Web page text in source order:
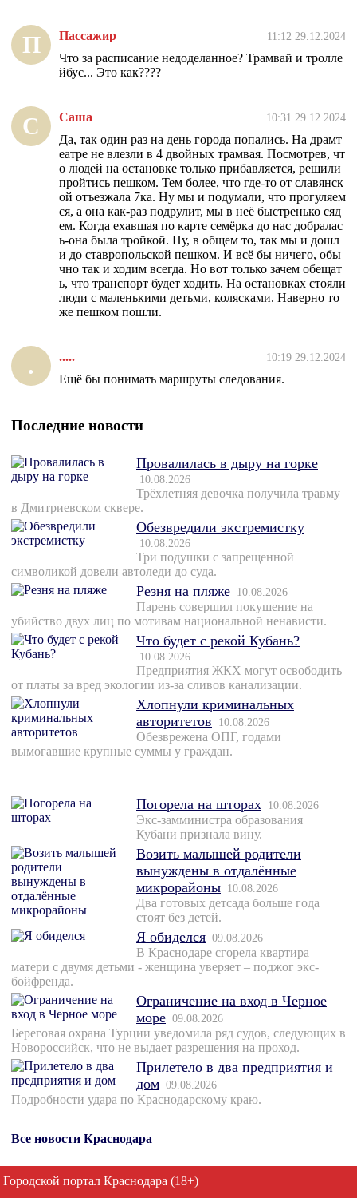
П Пассажир 11:12 29.12.2024
Что за расписание недоделанное? Трамвай и тролле
йбус... Это как????
С Саша 10:31 29.12.2024
Да, так один раз на день города попались. На драмт
еатре не влезли в 4 двойных трамвая. Посмотрев, чт
о людей на остановке только прибавляется, решили
пройтись пешком. Тем более, что где-то от славянск
ой отъезжала 7ка. Ну мы и подумали, что прогуляем
ся, а она как-раз подрулит, мы в неё быстренько сяд
ем. Когда ехавшая по карте семёрка до нас добралас
ь-она была тройкой. Ну, в общем то, так мы и дошл
и до ставропольской пешком. И всё бы ничего, обы
чно так и ходим всегда. Но вот только зачем обещат
ь, что транспорт будет ходить. На остановках стояли
люди с маленькими детьми, колясками. Наверно то
же пешком пошли.
. ..... 10:19 29.12.2024
Ещё бы понимать маршруты следования.
Последние новости
Провалилась в дыру на горке
10.08.2026
Трёхлетняя девочка получила травму
в Дмитриевском сквере.
Обезвредили экстремистку
10.08.2026
Три подушки с запрещенной
символикой довели автоледи до суда.
Резня на пляже 10.08.2026
Парень совершил покушение на
убийство двух лиц по мотивам национальной ненависти.
Что будет с рекой Кубань?
10.08.2026
Предприятия ЖКХ могут освободить
от платы за вред экологии из-за сливов канализации.
Хлопнули криминальных
авторитетов
10.08.2026
Обезврежена ОПГ, годами
вымогавшие крупные суммы у граждан.
Погорела на шторах 10.08.2026
Экс-замминистра образования
Кубани признала вину.
Возить малышей родители
вынуждены в отдалённые
микрорайоны 10.08.2026
Два готовых детсада больше года
стоят без детей.
Я обиделся 09.08.2026
В Краснодаре сгорела квартира
матери с двумя детьми - женщина уверяет – поджог экс-
бойфренда.
Ограничение на вход в Черное
море 09.08.2026
Береговая охрана Турции уведомила ряд судов, следующих в
Новороссийск, что не выдает разрешения на проход.
Прилетело в два предприятия и
дом 09.08.2026
Подробности удара по Краснодарскому краю.
Все новости Краснодара
Городской портал Краснодара (18+)